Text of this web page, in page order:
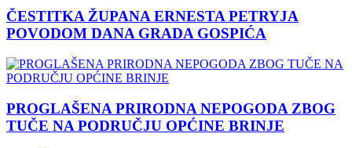
ČESTITKA ŽUPANA ERNESTA PETRYJA
POVODOM DANA GRADA GOSPIĆA
PROGLAŠENA PRIRODNA NEPOGODA ZBOG
TUČE NA PODRUČJU OPĆINE BRINJE